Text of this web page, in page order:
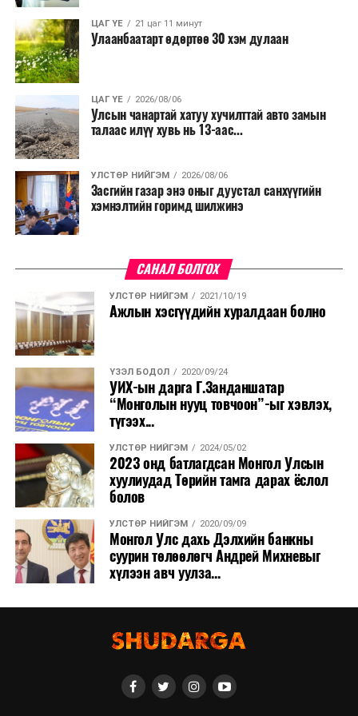
ДАРААХ МЭДЭЭ
Олон улсын стандартад нийцсэн махны зах барьж
байна
ӨМНӨХ МЭДЭЭ
Төсвийн зарлагын хяналтын дэд хороо хуралдаж, хоёр
асуудал хэлэлцэв
ЦАГ ҮЕ 21 цаг 11 минут
Улаанбаатарт өдөртөө 30 хэм дулаан
ЦАГ ҮЕ 2026/08/06
Улсын чанартай хатуу хучилттай авто замын
талаас илүү хувь нь 13-аас...
УЛСТӨР НИЙГЭМ 2026/08/06
Засгийн газар энэ оныг дуустал санхүүгийн
хэмнэлтийн горимд шилжинэ
САНАЛ БОЛГОХ
УЛСТӨР НИЙГЭМ 2021/10/19
Ажлын хэсгүүдийн хуралдаан болно
ҮЗЭЛ БОДОЛ 2020/09/24
УИХ-ын дарга Г.Занданшатар
“Монголын нууц товчоон”-ыг хэвлэх,
түгээх...
УЛСТӨР НИЙГЭМ 2024/05/02
2023 онд батлагдсан Монгол Улсын
хуулиудад Төрийн тамга дарах ёслол
болов
УЛСТӨР НИЙГЭМ 2020/09/09
Монгол Улс дахь Дэлхийн банкны
суурин төлөөлөгч Андрей Михневыг
хүлээн авч уулза...